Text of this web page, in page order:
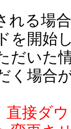
れる場
を開始
だいた
く場合
直接ダ